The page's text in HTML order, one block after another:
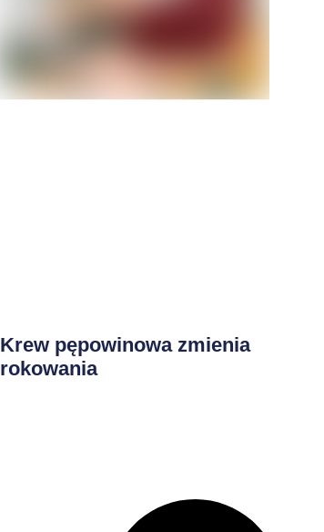
Krew pępowinowa zmienia
rokowania